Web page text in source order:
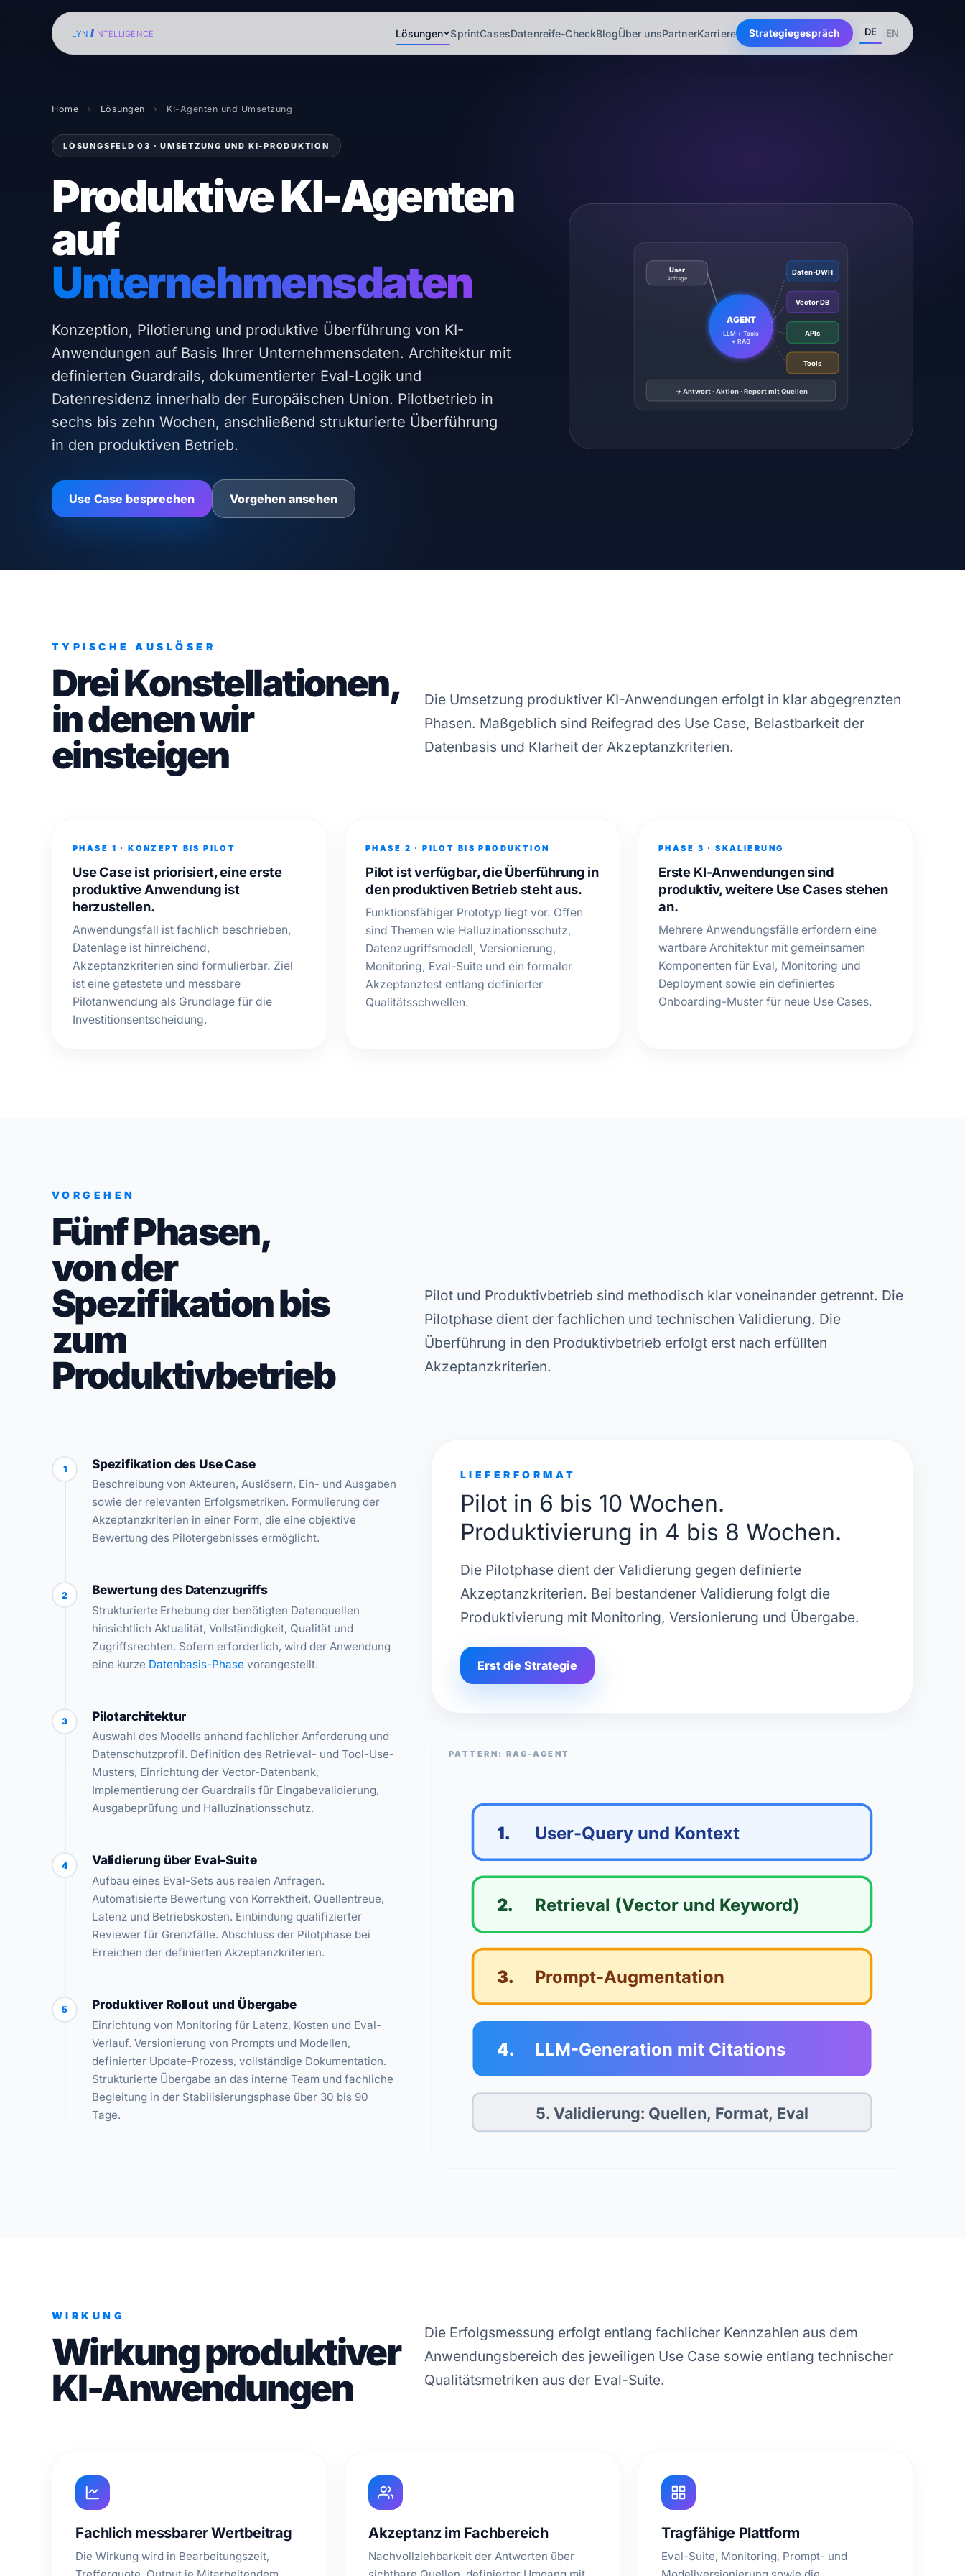
LYN I NTELLIGENCE Lösungen SprintCasesDatenreife-CheckBlogÜber unsPartnerKarriere Strategiegespräch DE EN
Home › Lösungen › KI-Agenten und Umsetzung
LÖSUNGSFELD 03 · UMSETZUNG UND KI-PRODUKTION
Produktive KI-Agenten
auf
Unternehmensdaten
Konzeption, Pilotierung und produktive Überführung von KI-
Anwendungen auf Basis Ihrer Unternehmensdaten. Architektur mit
definierten Guardrails, dokumentierter Eval-Logik und
Datenresidenz innerhalb der Europäischen Union. Pilotbetrieb in
sechs bis zehn Wochen, anschließend strukturierte Überführung
in den produktiven Betrieb.
Use Case besprechen Vorgehen ansehen
User
Anfrage
AGENT
LLM + Tools
+ RAG
Daten-DWH
Vector DB
APIs
Tools
→ Antwort · Aktion · Report mit Quellen
TYPISCHE AUSLÖSER
Drei Konstellationen,
in denen wir
einsteigen
Die Umsetzung produktiver KI-Anwendungen erfolgt in klar abgegrenzten
Phasen. Maßgeblich sind Reifegrad des Use Case, Belastbarkeit der
Datenbasis und Klarheit der Akzeptanzkriterien.
PHASE 1 · KONZEPT BIS PILOT
Use Case ist priorisiert, eine erste
produktive Anwendung ist
herzustellen.
Anwendungsfall ist fachlich beschrieben,
Datenlage ist hinreichend,
Akzeptanzkriterien sind formulierbar. Ziel
ist eine getestete und messbare
Pilotanwendung als Grundlage für die
Investitionsentscheidung.
PHASE 2 · PILOT BIS PRODUKTION
Pilot ist verfügbar, die Überführung in
den produktiven Betrieb steht aus.
Funktionsfähiger Prototyp liegt vor. Offen
sind Themen wie Halluzinationsschutz,
Datenzugriffsmodell, Versionierung,
Monitoring, Eval-Suite und ein formaler
Akzeptanztest entlang definierter
Qualitätsschwellen.
PHASE 3 · SKALIERUNG
Erste KI-Anwendungen sind
produktiv, weitere Use Cases stehen
an.
Mehrere Anwendungsfälle erfordern eine
wartbare Architektur mit gemeinsamen
Komponenten für Eval, Monitoring und
Deployment sowie ein definiertes
Onboarding-Muster für neue Use Cases.
VORGEHEN
Fünf Phasen,
von der
Spezifikation bis
zum
Produktivbetrieb
Pilot und Produktivbetrieb sind methodisch klar voneinander getrennt. Die
Pilotphase dient der fachlichen und technischen Validierung. Die
Überführung in den Produktivbetrieb erfolgt erst nach erfüllten
Akzeptanzkriterien.
1 Spezifikation des Use Case
Beschreibung von Akteuren, Auslösern, Ein- und Ausgaben
sowie der relevanten Erfolgsmetriken. Formulierung der
Akzeptanzkriterien in einer Form, die eine objektive
Bewertung des Pilotergebnisses ermöglicht.
2 Bewertung des Datenzugriffs
Strukturierte Erhebung der benötigten Datenquellen
hinsichtlich Aktualität, Vollständigkeit, Qualität und
Zugriffsrechten. Sofern erforderlich, wird der Anwendung
eine kurze Datenbasis-Phase vorangestellt.
3 Pilotarchitektur
Auswahl des Modells anhand fachlicher Anforderung und
Datenschutzprofil. Definition des Retrieval- und Tool-Use-
Musters, Einrichtung der Vector-Datenbank,
Implementierung der Guardrails für Eingabevalidierung,
Ausgabeprüfung und Halluzinationsschutz.
4 Validierung über Eval-Suite
Aufbau eines Eval-Sets aus realen Anfragen.
Automatisierte Bewertung von Korrektheit, Quellentreue,
Latenz und Betriebskosten. Einbindung qualifizierter
Reviewer für Grenzfälle. Abschluss der Pilotphase bei
Erreichen der definierten Akzeptanzkriterien.
5 Produktiver Rollout und Übergabe
Einrichtung von Monitoring für Latenz, Kosten und Eval-
Verlauf. Versionierung von Prompts und Modellen,
definierter Update-Prozess, vollständige Dokumentation.
Strukturierte Übergabe an das interne Team und fachliche
Begleitung in der Stabilisierungsphase über 30 bis 90
Tage.
LIEFERFORMAT
Pilot in 6 bis 10 Wochen.
Produktivierung in 4 bis 8 Wochen.
Die Pilotphase dient der Validierung gegen definierte
Akzeptanzkriterien. Bei bestandener Validierung folgt die
Produktivierung mit Monitoring, Versionierung und Übergabe.
Erst die Strategie
PATTERN: RAG-AGENT
1. User-Query und Kontext
2. Retrieval (Vector und Keyword)
3. Prompt-Augmentation
4. LLM-Generation mit Citations
5. Validierung: Quellen, Format, Eval
WIRKUNG
Wirkung produktiver
KI-Anwendungen
Die Erfolgsmessung erfolgt entlang fachlicher Kennzahlen aus dem
Anwendungsbereich des jeweiligen Use Case sowie entlang technischer
Qualitätsmetriken aus der Eval-Suite.
Fachlich messbarer Wertbeitrag
Die Wirkung wird in Bearbeitungszeit,
Akzeptanz im Fachbereich
Nachvollziehbarkeit der Antworten über
Tragfähige Plattform
Eval-Suite, Monitoring, Prompt- und